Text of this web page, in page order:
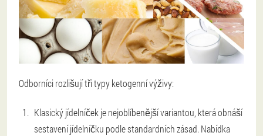
Odborníci rozlišují tři typy ketogenní výživy:
Klasický jídelníček je nejoblíbenější variantou, která obnáší
sestavení jídelníčku podle standardních zásad. Nabídka